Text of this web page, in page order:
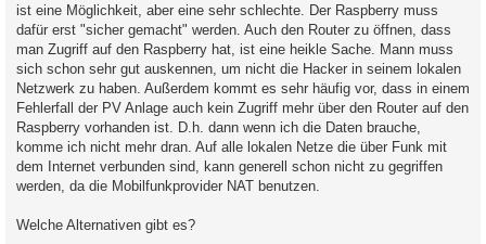
ist eine Möglichkeit, aber eine sehr schlechte. Der Raspberry muss
dafür erst "sicher gemacht" werden. Auch den Router zu öffnen, dass
man Zugriff auf den Raspberry hat, ist eine heikle Sache. Mann muss
sich schon sehr gut auskennen, um nicht die Hacker in seinem lokalen
Netzwerk zu haben. Außerdem kommt es sehr häufig vor, dass in einem
Fehlerfall der PV Anlage auch kein Zugriff mehr über den Router auf den
Raspberry vorhanden ist. D.h. dann wenn ich die Daten brauche,
komme ich nicht mehr dran. Auf alle lokalen Netze die über Funk mit
dem Internet verbunden sind, kann generell schon nicht zu gegriffen
werden, da die Mobilfunkprovider NAT benutzen.
Welche Alternativen gibt es?